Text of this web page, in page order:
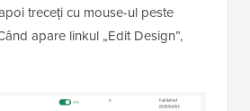
treceți cu mouse-ul peste
apare linkul „Edit Design”,